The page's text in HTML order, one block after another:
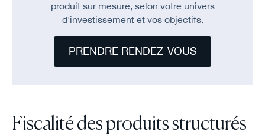
produit sur mesure, selon votre univers
d'investissement et vos objectifs.
PRENDRE RENDEZ-VOUS
Fiscalité des produits structurés